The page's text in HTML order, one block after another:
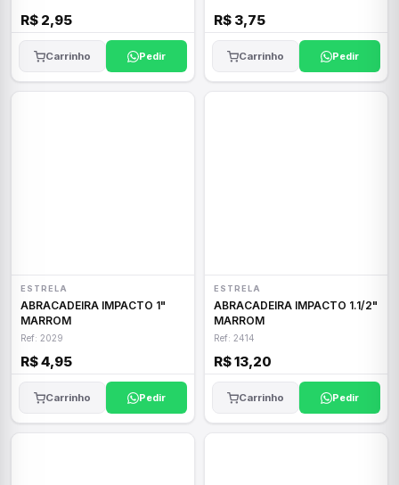
R$ 2,95
Carrinho Pedir
R$ 3,75
Carrinho Pedir
ESTRELA
ABRACADEIRA IMPACTO 1"
MARROM
Ref: 2029
R$ 4,95
Carrinho Pedir
ESTRELA
ABRACADEIRA IMPACTO 1.1/2"
MARROM
Ref: 2414
R$ 13,20
Carrinho Pedir